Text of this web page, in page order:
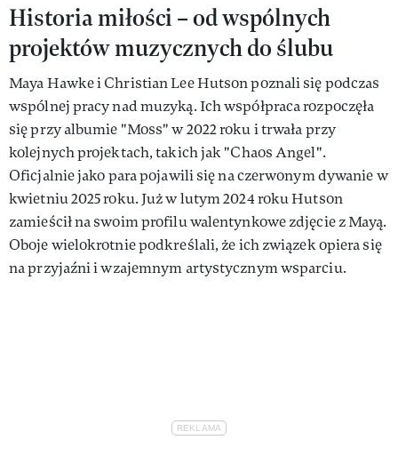
Historia miłości – od wspólnych
projektów muzycznych do ślubu
Maya Hawke i Christian Lee Hutson poznali się podczas
wspólnej pracy nad muzyką. Ich współpraca rozpoczęła
się przy albumie "Moss" w 2022 roku i trwała przy
kolejnych projektach, takich jak "Chaos Angel".
Oficjalnie jako para pojawili się na czerwonym dywanie w
kwietniu 2025 roku. Już w lutym 2024 roku Hutson
zamieścił na swoim profilu walentynkowe zdjęcie z Mayą.
Oboje wielokrotnie podkreślali, że ich związek opiera się
na przyjaźni i wzajemnym artystycznym wsparciu.